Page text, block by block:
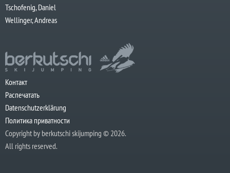
Tschofenig, Daniel
Wellinger, Andreas
Контакт
Распечатать
Datenschutzerklärung
Политика приватности
Copyright by berkutschi skijumping © 2026.
All rights reserved.